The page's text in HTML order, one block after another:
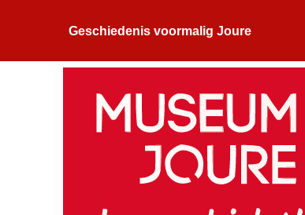
Geschiedenis voormalig Joure